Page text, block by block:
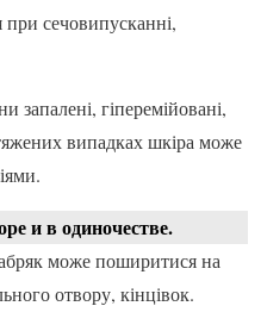
сечовипусканні,
запалені, гіперемійовані,
випадках шкіра може
и в одиночестве.
може поширитися на
отвору, кінцівок.